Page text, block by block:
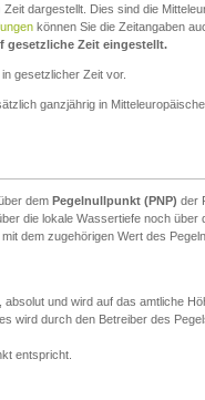
dargestellt. Dies sind die
können Sie die Zeitangaben
gesetzliche Zeit eingestellt.
gesetzlicher Zeit vor.
ganzjährig in
dem Pegelnullpunkt (PNP) der
die lokale Wassertiefe noch über
dem zugehörigen Wert des
und wird auf das amtliche
wird durch den Betreiber des
entspricht.